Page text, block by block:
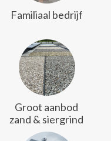
Familiaal bedrijf
Groot aanbod
zand & siergrind